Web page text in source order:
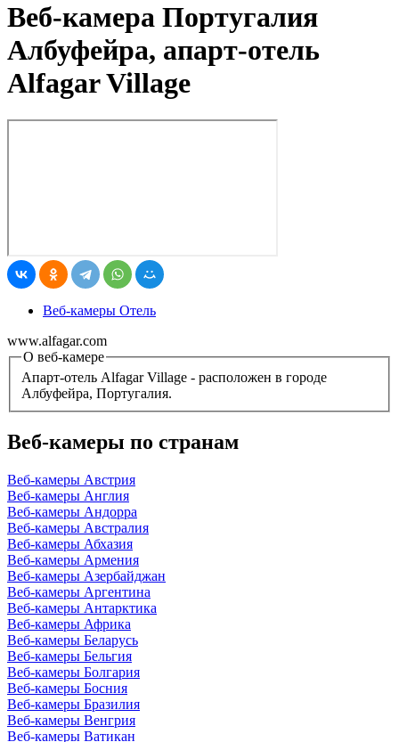
Веб-камера Португалия
Албуфейра, апарт-отель
Alfagar Village
Веб-камеры Отель
www.alfagar.com
О веб-камере
Апарт-отель Alfagar Village - расположен в городе
Албуфейра, Португалия.
Веб-камеры по странам
Веб-камеры Австрия
Веб-камеры Англия
Веб-камеры Андорра
Веб-камеры Австралия
Веб-камеры Абхазия
Веб-камеры Армения
Веб-камеры Азербайджан
Веб-камеры Аргентина
Веб-камеры Антарктика
Веб-камеры Африка
Веб-камеры Беларусь
Веб-камеры Бельгия
Веб-камеры Болгария
Веб-камеры Босния
Веб-камеры Бразилия
Веб-камеры Венгрия
Веб-камеры Ватикан